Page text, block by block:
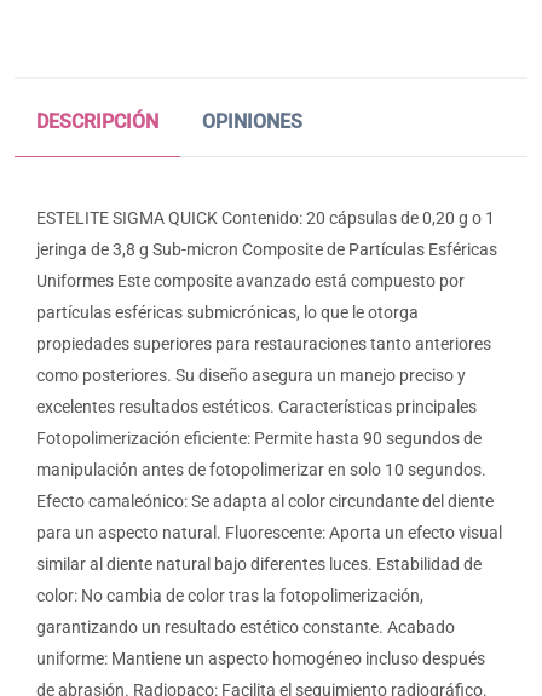
DESCRIPCIÓN OPINIONES
ESTELITE SIGMA QUICK Contenido: 20 cápsulas de 0,20 g o 1
jeringa de 3,8 g Sub-micron Composite de Partículas Esféricas
Uniformes Este composite avanzado está compuesto por
partículas esféricas submicrónicas, lo que le otorga
propiedades superiores para restauraciones tanto anteriores
como posteriores. Su diseño asegura un manejo preciso y
excelentes resultados estéticos. Características principales
Fotopolimerización eficiente: Permite hasta 90 segundos de
manipulación antes de fotopolimerizar en solo 10 segundos.
Efecto camaleónico: Se adapta al color circundante del diente
para un aspecto natural. Fluorescente: Aporta un efecto visual
similar al diente natural bajo diferentes luces. Estabilidad de
color: No cambia de color tras la fotopolimerización,
garantizando un resultado estético constante. Acabado
uniforme: Mantiene un aspecto homogéneo incluso después
de abrasión. Radiopaco: Facilita el seguimiento radiográfico.